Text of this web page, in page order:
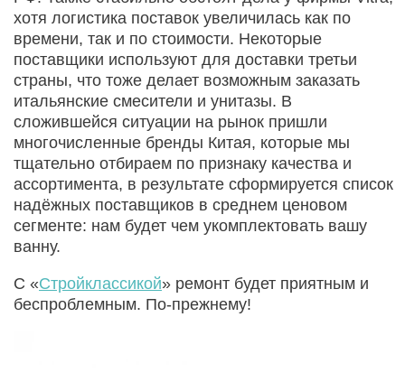
хотя логистика поставок увеличилась как по
времени, так и по стоимости. Некоторые
поставщики используют для доставки третьи
страны, что тоже делает возможным заказать
итальянские смесители и унитазы. В
сложившейся ситуации на рынок пришли
многочисленные бренды Китая, которые мы
тщательно отбираем по признаку качества и
ассортимента, в результате сформируется список
надёжных поставщиков в среднем ценовом
сегменте: нам будет чем укомплектовать вашу
ванну.
С «Стройклассикой» ремонт будет приятным и
беспроблемным. По-прежнему!